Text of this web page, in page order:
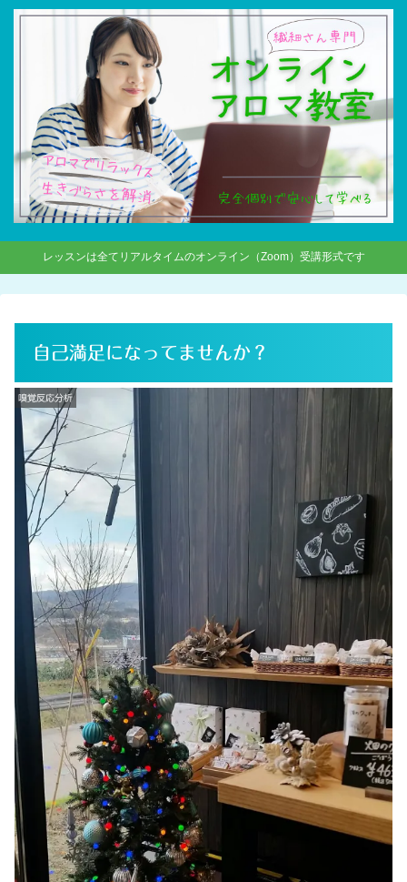
レッスンは全てリアルタイムのオンライン（Zoom）受講形式です
自己満足になってませんか？
嗅覚反応分析